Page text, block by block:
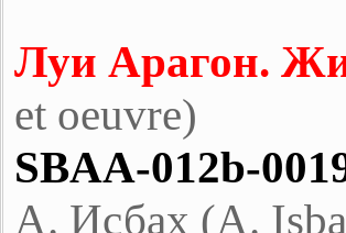
Луи Арагон.
et oeuvre)
SBAA-012b-
A. Исбах (А.